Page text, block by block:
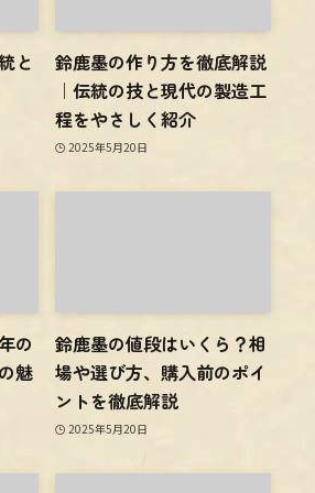
と
鈴鹿墨の作り方を徹底解説
｜伝統の技と現代の製造工
程をやさしく紹介
2025年5月20日
の
魅
鈴鹿墨の値段はいくら？相
場や選び方、購入前のポイ
ントを徹底解説
2025年5月20日